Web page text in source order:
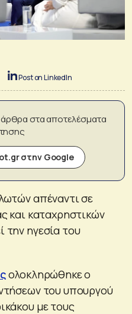
Post on LinkedIn
στα αποτελέσματα
στην Google
απέναντι σε
και καταχρηστικών
ηγεσία του
ολοκληρώθηκε ο
του υπουργού
με τους